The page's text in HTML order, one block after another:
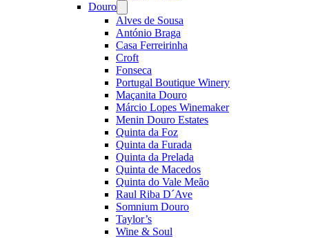
Douro
menu
Alves de Sousa
António Braga
Casa Ferreirinha
Croft
Fonseca
Portugal Boutique Winery
Maçanita Douro
Márcio Lopes Winemaker
Menin Douro Estates
Quinta da Foz
Quinta da Furada
Quinta da Prelada
Quinta de Macedos
Quinta do Vale Meão
Raul Riba D´Ave
Somnium Douro
Taylor’s
Wine & Soul